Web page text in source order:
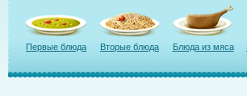
Первые блюда Вторые блюда Блюда из мяса